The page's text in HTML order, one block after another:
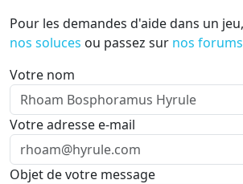
Pour les demandes d'aide dans un
nos soluces ou passez sur nos forums
Votre nom
Votre adresse e-mail
Objet de votre message